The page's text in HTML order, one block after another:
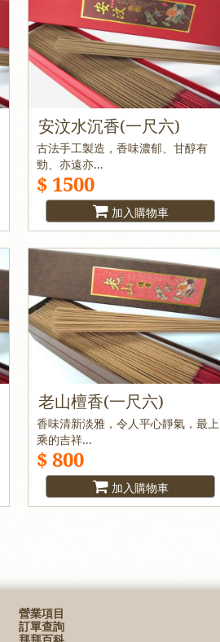
安汶水沉香(一尺六)
古法手工製造，香味濃郁、甘醇有
勁、亦遠亦...
$ 1500
加入購物車
老山檀香(一尺六)
香味清新淡雅，令人平心靜氣，最上
乘的吉祥...
$ 800
加入購物車
營業項目
訂單查詢